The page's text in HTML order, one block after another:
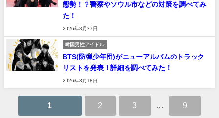
態勢！？警察やソウル市などの対策を調べてみ
た！
2026年3月27日
韓国男性アイドル
BTS(防弾少年団)がニューアルバムのトラック
リストを発表！詳細を調べてみた！
2026年3月18日
1 2 3 9